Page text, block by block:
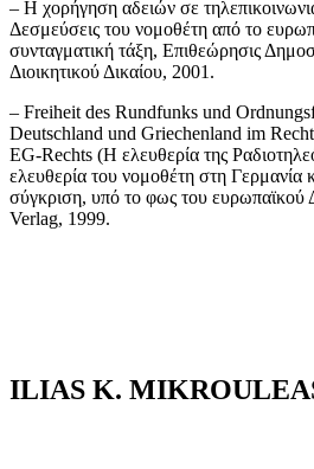
– Η χορήγηση αδειών σε
Δεσμεύσεις του νομοθέτη από το
συνταγματική τάξη, Επιθεώρησις
Διοικητικού Δικαίου, 2001.
– Freiheit des Rundfunks und
Deutschland und Griechenland im
EG-Rechts (Η ελευθερία της
ελευθερία του νομοθέτη στη Γερμανία
σύγκριση, υπό το φως του ευρωπαϊκού
Verlag, 1999.
ILIAS K.